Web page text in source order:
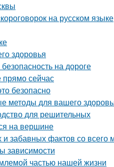
на русском языке
здоровья
на дороге
прямо сейчас
безопасно
методы для вашего
для решительных
на вершине
забавных фактов со всего
зависимости
частью нашей жизни